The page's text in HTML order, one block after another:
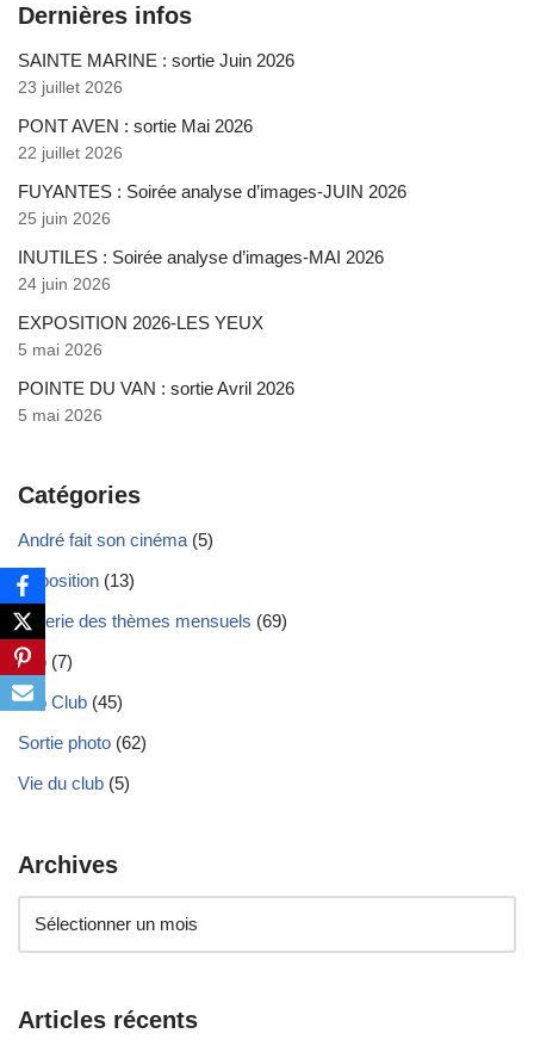
Dernières infos
SAINTE MARINE : sortie Juin 2026
23 juillet 2026
PONT AVEN : sortie Mai 2026
22 juillet 2026
FUYANTES : Soirée analyse d’images-JUIN 2026
25 juin 2026
INUTILES : Soirée analyse d’images-MAI 2026
24 juin 2026
EXPOSITION 2026-LES YEUX
5 mai 2026
POINTE DU VAN : sortie Avril 2026
5 mai 2026
Catégories
André fait son cinéma (5)
Exposition (13)
Galerie des thèmes mensuels (69)
Info (7)
Info Club (45)
Sortie photo (62)
Vie du club (5)
Archives
Articles récents